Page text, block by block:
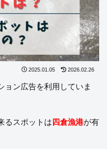
2025.01.05 2026.02.26
ン広告を利用していま
るスポットは 四倉漁港が有